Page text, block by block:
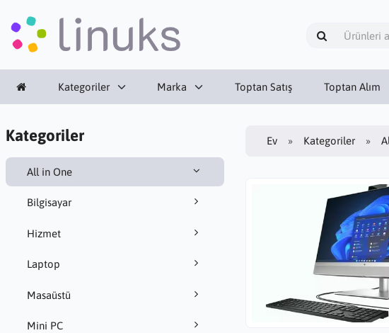
Kategoriler Marka Toptan Satış Toptan Alım
Kategoriler
All in One
Bilgisayar
Hizmet
Laptop
Masaüstü
Mini PC
Ev Kategoriler